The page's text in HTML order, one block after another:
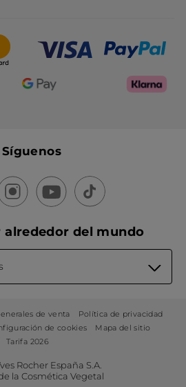
Síguenos
alrededor del mundo
de venta
Política de privacidad
de cookies
Mapa del sitio
Tarifa 2026
Rocher España S.A.
la Cosmética Vegetal